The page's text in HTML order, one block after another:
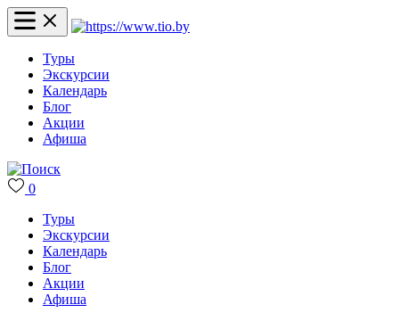
Туры
Экскурсии
Календарь
Блог
Акции
Афиша
0
Туры
Экскурсии
Календарь
Блог
Акции
Афиша